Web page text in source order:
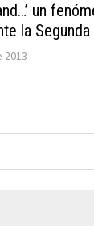
un
la
2013